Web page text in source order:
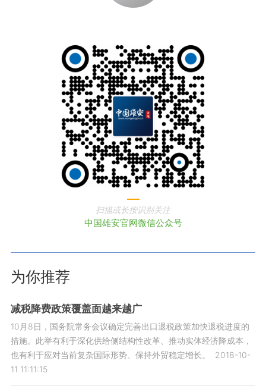
扫描或长按识别关注
中国雄安官网微信公众号
为你推荐
减税降费政策覆盖面越来越广
10月8日，国务院常务会议确定完善出口退税政策加快退税进度的
措施。此举有利于深化供给侧结构性改革、推动实体经济降成本，
也有利于应对当前复杂国际形势、保持外贸稳定增长。
2018-10-
11 11:11:15